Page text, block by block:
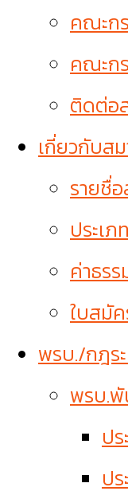
คณะก
คณะก
ติดต่อ
เกี่ยวกับส
รายชื่
ประเ
ค่าธร
ใบสมั
พรบ./กฎร
พรบ.
ป
ป